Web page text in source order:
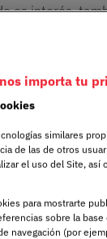
es interés,
nuevos
por qué no,
a que solo
también puedes
desde la
a enseñar,
por dónde
importa tu
similares
de las de otros
el uso del Site, así
para mostrarte
sobre la
navegación (por